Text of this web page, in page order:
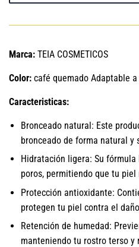
Marca: TEIA COSMETICOS
Color: café quemado Adaptable
Caracteristicas:
Bronceado natural: Este
bronceado de forma natural y
Hidratación ligera: Su
poros, permitiendo que tu piel
Protección antioxidante:
protegen tu piel contra el
Retención de humedad:
manteniendo tu rostro terso y